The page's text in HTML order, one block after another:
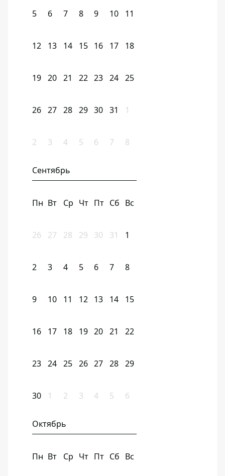
5 6 7 8 9 10 11
12 13 14 15 16 17 18
19 20 21 22 23 24 25
26 27 28 29 30 31 1
2 3 4 5 6 7 8
Сентябрь
Пн Вт Ср Чт Пт Сб Вс
26 27 28 29 30 31 1
2 3 4 5 6 7 8
9 10 11 12 13 14 15
16 17 18 19 20 21 22
23 24 25 26 27 28 29
30 1 2 3 4 5 6
Октябрь
Пн Вт Ср Чт Пт Сб Вс